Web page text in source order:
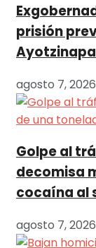
prisión
Ayotzinapa
agosto 7, 2026
Golpe al
decomisa
cocaína al
agosto 7, 2026